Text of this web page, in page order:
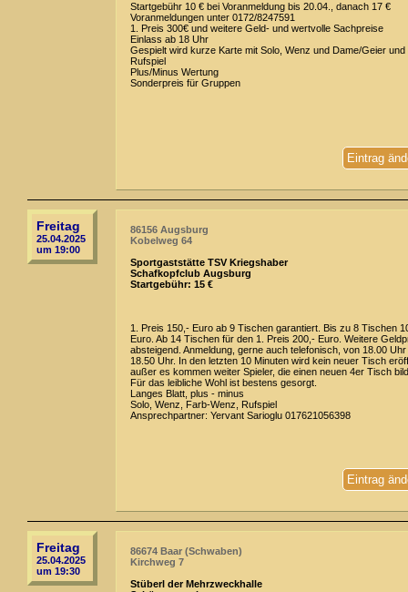
Startgebühr 10 € bei Voranmeldung bis 20.04., danach 17 €
Voranmeldungen unter 0172/8247591
1. Preis 300€ und weitere Geld- und wertvolle Sachpreise
Einlass ab 18 Uhr
Gespielt wird kurze Karte mit Solo, Wenz und Dame/Geier und
Rufspiel
Plus/Minus Wertung
Sonderpreis für Gruppen
Eintrag
Freitag
25.04.2025
um 19:00
86156 Augsburg
Kobelweg 64
Sportgaststätte TSV Kriegshaber
Schafkopfclub Augsburg
Startgebühr: 15 €
1. Preis 150,- Euro ab 9 Tischen garantiert. Bis zu 8 Tischen
Euro. Ab 14 Tischen für den 1. Preis 200,- Euro. Weitere
absteigend. Anmeldung, gerne auch telefonisch, von 18.00 Uhr
18.50 Uhr. In den letzten 10 Minuten wird kein neuer Tisch
außer es kommen weiter Spieler, die einen neuen 4er Tisch
Für das leibliche Wohl ist bestens gesorgt.
Langes Blatt, plus - minus
Solo, Wenz, Farb-Wenz, Rufspiel
Ansprechpartner: Yervant Sarioglu 017621056398
Eintrag
Freitag
25.04.2025
um 19:30
86674 Baar (Schwaben)
Kirchweg 7
Stüberl der Mehrzweckhalle